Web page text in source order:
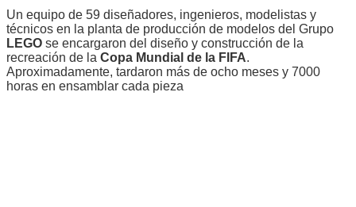
Un equipo de 59 diseñadores, ingenieros, modelistas y
técnicos en la planta de producción de modelos del Grupo
LEGO se encargaron del diseño y construcción de la
recreación de la Copa Mundial de la FIFA.
Aproximadamente, tardaron más de ocho meses y 7000
horas en ensamblar cada pieza